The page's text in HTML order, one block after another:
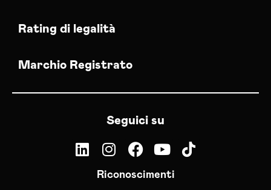
Rating di legalità
Marchio Registrato
Seguici su
Riconoscimenti